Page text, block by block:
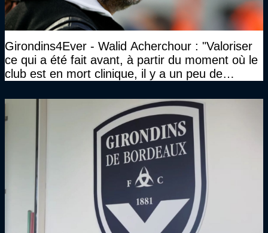
Girondins4Ever - Walid Acherchour : "Valoriser
ce qui a été fait avant, à partir du moment où le
club est en mort clinique, il y a un peu de